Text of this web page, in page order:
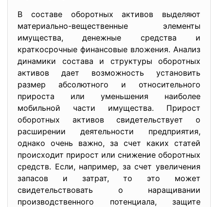
В составе оборотных активов выделяют
материально-вещественные элементы
имущества, денежные средства и
краткосрочные финансовые вложения. Анализ
динамики состава и структуры оборотных
активов дает возможность установить
размер абсолютного и относительного
прироста или уменьшения наиболее
мобильной части имущества. Прирост
оборотных активов свидетельствует о
расширении деятельности предприятия,
однако очень важно, за счет каких статей
происходит прирост или снижение оборотных
средств. Если, например, за счет увеличения
запасов и затрат, то это может
свидетельствовать о наращивании
производственного потенциала, защите